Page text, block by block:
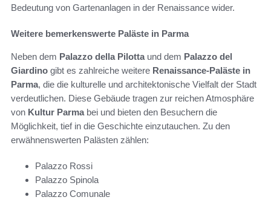
Bedeutung von Gartenanlagen in der Renaissance wider.
Weitere bemerkenswerte Paläste in Parma
Neben dem Palazzo della Pilottaund dem Palazzo del
Giardino gibt es zahlreiche weitere Renaissance-Paläste in
Parma, die die kulturelle und architektonische Vielfalt der Stadt
verdeutlichen. Diese Gebäude tragen zur reichen Atmosphäre
von Kultur Parmabei und bieten den Besuchern die
Möglichkeit, tief in die Geschichte einzutauchen. Zu den
erwähnenswerten Palästen zählen:
Palazzo Rossi
Palazzo Spinola
Palazzo Comunale